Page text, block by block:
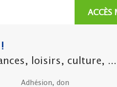
ACCÈS
loisirs, culture, ...
Adhésion, don